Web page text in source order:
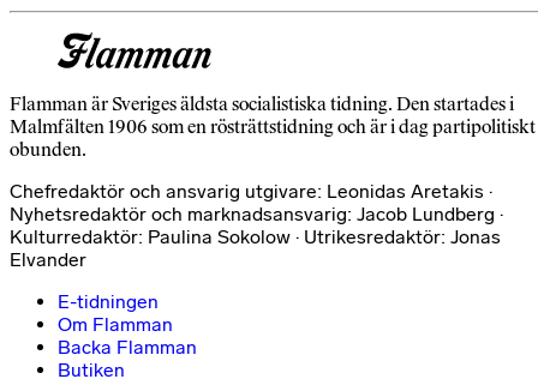
Flamman är Sveriges äldsta socialistiska tidning. Den startades i
Malmfälten 1906 som en rösträttstidning och är i dag partipolitiskt
obunden.
Chefredaktör och ansvarig utgivare: Leonidas Aretakis ·
Nyhetsredaktör och marknadsansvarig: Jacob Lundberg ·
Kulturredaktör: Paulina Sokolow · Utrikesredaktör: Jonas
Elvander
E-tidningen
Om Flamman
Backa Flamman
Butiken